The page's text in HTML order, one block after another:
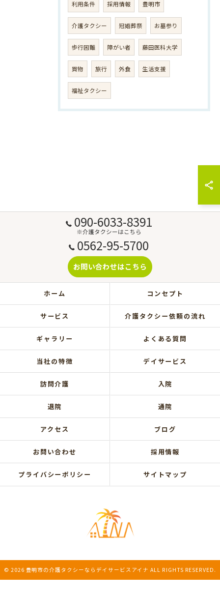
利用条件 採用情報 豊明市
介護タクシー 冠婚葬祭 お墓参り
歩行困難 障がい者 藤田医科大学
買物 旅行 外食 生活支援
福祉タクシー
090-6033-8391
※介護タクシーはこちら
0562-95-5700
お問い合わせはこちら
ホーム コンセプト
サービス 介護タクシー依頼の流れ
ギャラリー よくある質問
当社の特徴 デイサービス
訪問介護 入院
退院 通院
アクセス ブログ
お問い合わせ 採用情報
プライバシーポリシー サイトマップ
© 2026 豊明市の介護タクシーならデイサービスアイナ ALL RIGHTS RESERVED.